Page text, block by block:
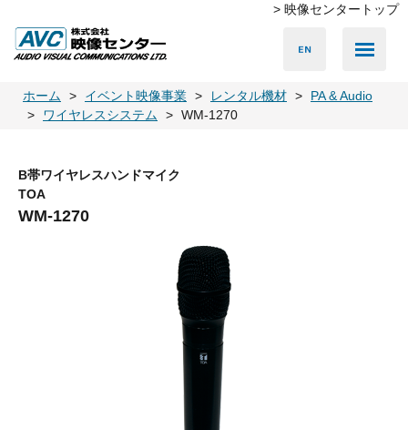
> 映像センタートップ
ホーム イベント映像事業 レンタル機材
PA & Audio
ワイヤレスシステム
WM-1270
B帯ワイヤレスハンドマイク
TOA
WM-1270